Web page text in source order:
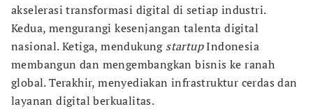
akselerasi transformasi digital di setiap industri.
Kedua, mengurangi kesenjangan talenta digital
nasional. Ketiga, mendukung startupIndonesia
membangun dan mengembangkan bisnis ke ranah
global. Terakhir, menyediakan infrastruktur cerdas dan
layanan digital berkualitas.